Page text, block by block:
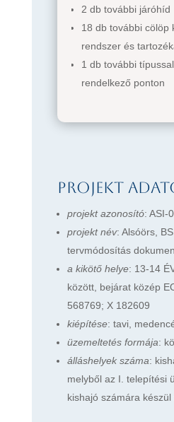
2 db további járóhíd
18 db további cölöp
rendszer és
1 db további
rendelkező ponton
Projekt
projekt azonosító: ASI-
projekt név: Alsóörs,
tervmódosítás
a kikötő helye: 13-14
között, bejárat közép
568769; X 182609
kiépítése: tavi,
üzemeltetés formája:
álláshelyek száma:
melyből az I. telepítési
kishajó számára készül